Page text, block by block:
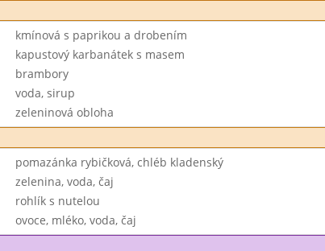
kmínová s paprikou a drobením
kapustový karbanátek s masem
brambory
voda, sirup
zeleninová obloha
pomazánka rybičková, chléb kladenský
zelenina, voda, čaj
rohlík s nutelou
ovoce, mléko, voda, čaj